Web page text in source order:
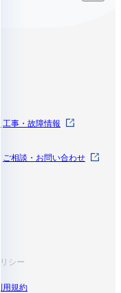
工事・故障情報
ご相談・お問い合わせ
シー
利用規約